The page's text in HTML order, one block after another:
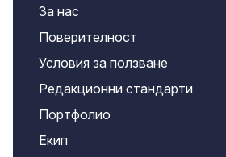
За нас
Поверителност
Условия за ползване
Редакционни стандарти
Портфолио
Екип